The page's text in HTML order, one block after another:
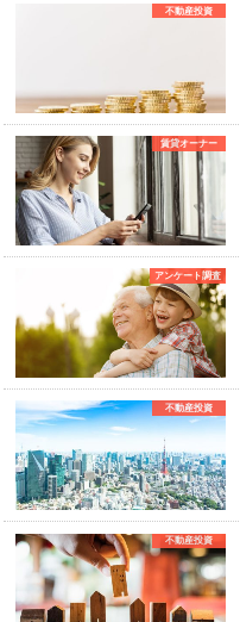
不動産投資
賃貸オーナー
アンケート調査
不動産投資
不動産投資